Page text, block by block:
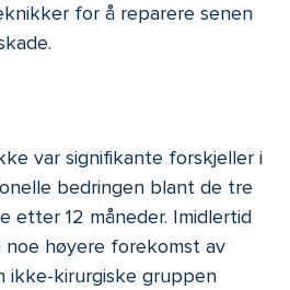
for å reparere senen
var signifikante forskjeller i
bedringen blant de tre
etter 12 måneder. Imidlertid
høyere forekomst av
ikke-kirurgiske gruppen